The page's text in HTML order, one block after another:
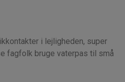
i lejligheden, super
fagfolk bruge vaterpas til små